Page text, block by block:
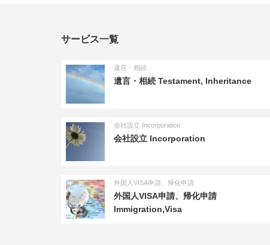
サービス一覧
遺言・相続
遺言・相続 Testament, Inheritance
会社設立 Incorporation
会社設立 Incorporation
外国人VISA申請、帰化申請
外国人VISA申請、帰化申請
Immigration,Visa